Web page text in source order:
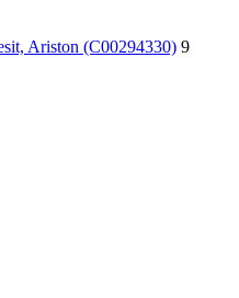
Ariston (C00294330) 9